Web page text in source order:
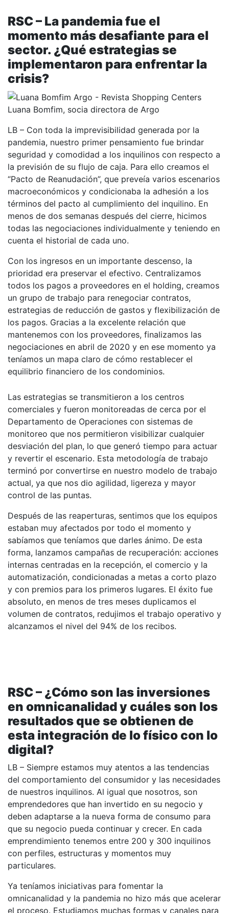
RSC – La pandemia fue el
momento más desafiante para el
sector. ¿Qué estrategias se
implementaron para enfrentar la
crisis?
Luana Bomfim, socia directora de Argo
LB – Con toda la imprevisibilidad generada por la
pandemia, nuestro primer pensamiento fue brindar
seguridad y comodidad a los inquilinos con respecto a
la previsión de su flujo de caja. Para ello creamos el
“Pacto de Reanudación”, que preveía varios escenarios
macroeconómicos y condicionaba la adhesión a los
términos del pacto al cumplimiento del inquilino. En
menos de dos semanas después del cierre, hicimos
todas las negociaciones individualmente y teniendo en
cuenta el historial de cada uno.
Con los ingresos en un importante descenso, la
prioridad era preservar el efectivo. Centralizamos
todos los pagos a proveedores en el holding, creamos
un grupo de trabajo para renegociar contratos,
estrategias de reducción de gastos y flexibilización de
los pagos. Gracias a la excelente relación que
mantenemos con los proveedores, finalizamos las
negociaciones en abril de 2020 y en ese momento ya
teníamos un mapa claro de cómo restablecer el
equilibrio financiero de los condominios.
Las estrategias se transmitieron a los centros
comerciales y fueron monitoreadas de cerca por el
Departamento de Operaciones con sistemas de
monitoreo que nos permitieron visibilizar cualquier
desviación del plan, lo que generó tiempo para actuar
y revertir el escenario. Esta metodología de trabajo
terminó por convertirse en nuestro modelo de trabajo
actual, ya que nos dio agilidad, ligereza y mayor
control de las puntas.
Después de las reaperturas, sentimos que los equipos
estaban muy afectados por todo el momento y
sabíamos que teníamos que darles ánimo. De esta
forma, lanzamos campañas de recuperación: acciones
internas centradas en la recepción, el comercio y la
automatización, condicionadas a metas a corto plazo
y con premios para los primeros lugares. El éxito fue
absoluto, en menos de tres meses duplicamos el
volumen de contratos, redujimos el trabajo operativo y
alcanzamos el nivel del 94% de los recibos.
RSC – ¿Cómo son las inversiones
en omnicanalidad y cuáles son los
resultados que se obtienen de
esta integración de lo físico con lo
digital?
LB – Siempre estamos muy atentos a las tendencias
del comportamiento del consumidor y las necesidades
de nuestros inquilinos. Al igual que nosotros, son
emprendedores que han invertido en su negocio y
deben adaptarse a la nueva forma de consumo para
que su negocio pueda continuar y crecer. En cada
emprendimiento tenemos entre 200 y 300 inquilinos
con perfiles, estructuras y momentos muy
particulares.
Ya teníamos iniciativas para fomentar la
omnicanalidad y la pandemia no hizo más que acelerar
el proceso. Estudiamos muchas formas y canales para